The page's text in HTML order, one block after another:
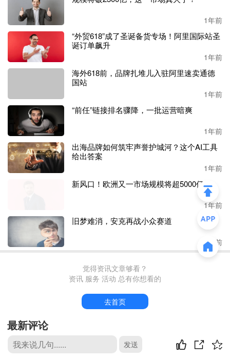
Simlarweb数据显示，iHeartDogs网站访问量（近一个月）达
到了113万，在同类别网站中排名第52。
单从产品维度看，iHeartDogs的产品并不算特别，用创始人J
ustin的话来说，这是（手链）个极易被复制（且已被复制）
绪价值（如陪伴感、治愈感）的品牌也不在少数。
那iHeartDogs是如何突围的？
——把“情绪价值”“公益价值”与“温度内容”深度绑定，打造
差异化竞争力。
公益赋能，让消费成为“有温度的善举”：HeartDogs的详情
页中，除了会标注商品的材质、价格、功效等基础信息，还
会突出“每售1件将为收容所狗狗提供X份食物”的公益内
。官网首页更是将公益成果直观展示：已筹超3457万份餐
食、捐出85万条毛毯、26万件玩具，累计救援里程33万英里
“购买即公益”的模式，一方面向用户传递品牌的公益决
心，另一方面也让用户直观感知“消费的正向结果”——买手
“剁手愧
疚感”转化为“参与善举的成就感”，极大提升购买动力与转
爱+温暖+公益"的视觉与内容策略。尤其是独立站中的博客
1年前
“外贸618”成了圣诞备货专场！阿里国际站圣
诞订单飙升
1年前
海外618前，品牌扎堆儿入驻阿里速卖通德
国站
1年前
“前任”链接排名骤降，一批运营暗爽
1年前
出海品牌如何筑牢声誉护城河？这个AI工具
给出答案
1年前
新风口！欧洲又一市场规模将超5000亿元
1年前
旧梦难消，安克再战小众赛道
1年前
觉得资讯文章够看？
资讯 服务 活动 总有你想看的
去首页
最新评论
发送